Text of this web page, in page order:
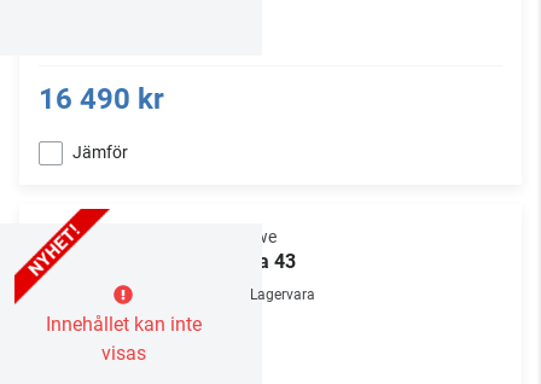
16 490 kr
Jämför
Innehållet kan inte
visas
Loewe
vega 43
Lagervara